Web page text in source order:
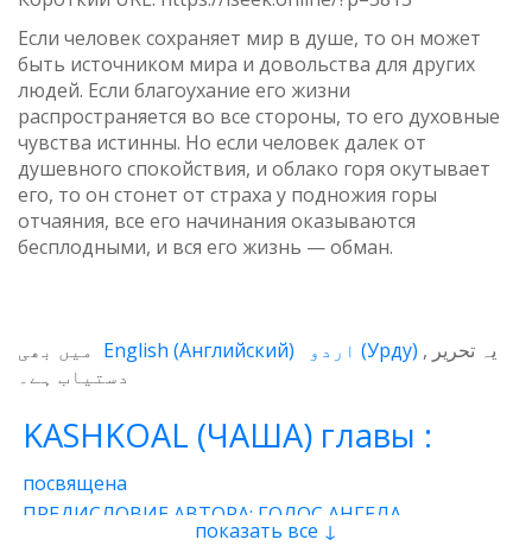
Если человек сохраняет мир в душе, то он может
быть источником мира и довольства для других
людей. Если благоухание его жизни
распространяется во все стороны, то его духовные
чувства истинны. Но если человек далек от
душевного спокойствия, и облако горя окутывает
его, то он стонет от страха у подножия горы
отчаяния, все его начинания оказываются
бесплодными, и вся его жизнь — обман.
یہ تحریر (Урду)
English (Английский)
میں بھی
دستیاب ہے۔
KASHKOAL (ЧАША) главы :
посвящена
ПРЕДИСЛОВИЕ АВТОРА: ГОЛОС АНГЕЛА
показать все ↓